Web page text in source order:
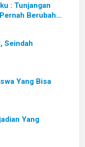
: Tunjangan
Berubah
Seindah
Yang Bisa
Yang